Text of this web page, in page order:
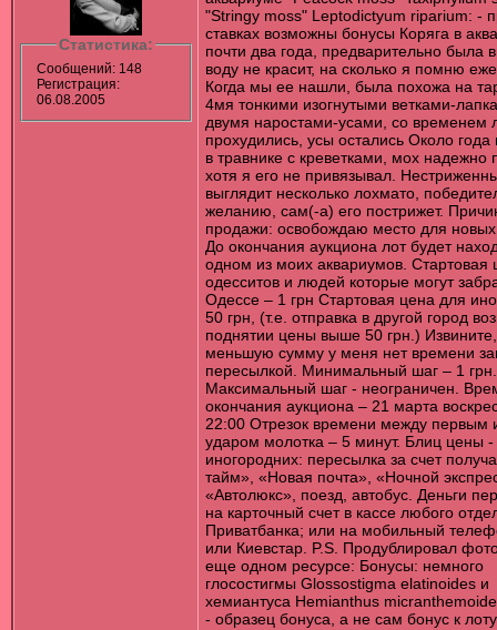
Статистика:
Сообщений: 148
Регистрация:
06.08.2005
"Stringy moss" Leptodictyum riparium: -
ставках возможны бонусы Коряга в
почти два года, предварительно была
воду не красит, на сколько я помню
Когда мы ее нашли, была похожа на
4мя тонкими изогнутыми ветками-
двумя наростами-усами, со временем
прохудились, усы остались Около года
в травнике с креветками, мох надежно
хотя я его не привязывал.
выглядит несколько лохмато,
желанию, сам(-а) его пострижет.
продажи: освобождаю место для
До окончания аукциона лот будет
одном из моих аквариумов. Стартовая
одесситов и людей которые могут
Одессе – 1 грн Стартовая цена для
50 грн, (т.е. отправка в другой город
поднятии цены выше 50 грн.)
меньшую сумму у меня нет времени
пересылкой. Минимальный шаг – 1 грн.
Максимальный шаг - неограничен.
окончания аукциона – 21 марта
22:00 Отрезок времени между первым
ударом молотка – 5 минут. Блиц цены -
иногородних: пересылка за счет
тайм», «Новая почта», «Ночной
«Автолюкс», поезд, автобус. Деньги
на карточный счет в кассе любого
Приватбанка; или на мобильный
или Киевстар. P.S. Продублировал
еще одном ресурсе: Бонусы: немного
глосостигмы Glossostigma elatinoides и
хемиантуса Hemianthus
- образец бонуса, а не сам бонус к